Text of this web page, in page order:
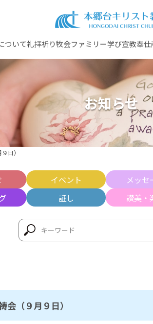
ついて礼拝祈り牧会ファミリー学び宣教奉仕
お知らせ
日）
イベント メッセ
証し 讃美・
会（９月９日）